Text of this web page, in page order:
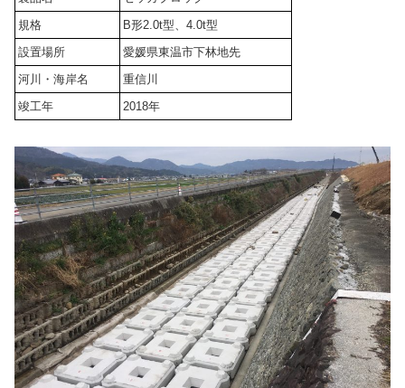
規格
B形2.0t型、4.0t型
設置場所
愛媛県東温市下林地先
河川・海岸名
重信川
竣工年
2018年